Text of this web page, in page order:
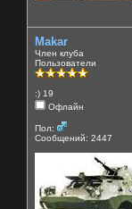
Makar
Член клуба
Пользователи
:) 19
Офлайн
Пол:
Сообщений: 2447